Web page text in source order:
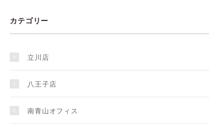
カテゴリー
立川店
八王子店
南青山オフィス